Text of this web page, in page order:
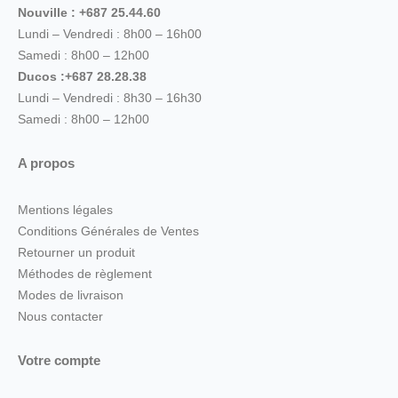
Nouville : +687 25.44.60
Lundi – Vendredi : 8h00 – 16h00
Samedi : 8h00 – 12h00
Ducos :+687 28.28.38
Lundi – Vendredi : 8h30 – 16h30
Samedi : 8h00 – 12h00
A propos
Mentions légales
Conditions Générales de Ventes
Retourner un produit
Méthodes de règlement
Modes de livraison
Nous contacter
Votre compte